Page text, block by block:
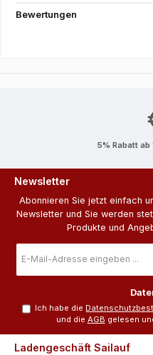
Bewertungen
5% Rabatt
Newsletter
Abonnieren Sie jetzt einfach
Newsletter und Sie werden
Produkte und
Mail-
Ich habe die
und die AGB gelesen
Ladengeschäft Sailauf